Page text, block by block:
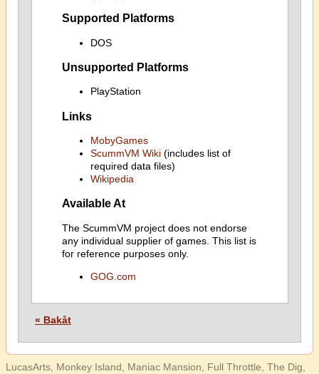
Supported Platforms
DOS
Unsupported Platforms
PlayStation
Links
MobyGames
ScummVM Wiki(includes list of
required data files)
Wikipedia
Available At
The ScummVM project does not endorse
any individual supplier of games. This list is
for reference purposes only.
GOG.com
« Bakåt
LucasArts, Monkey Island, Maniac Mansion, Full Throttle, The Dig,